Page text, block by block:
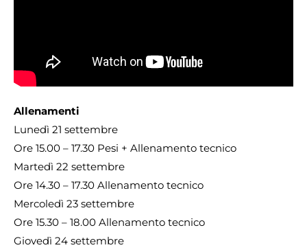
Allenamenti
Lunedì 21 settembre
Ore 15.00 – 17.30 Pesi + Allenamento tecnico
Martedì 22 settembre
Ore 14.30 – 17.30 Allenamento tecnico
Mercoledì 23 settembre
Ore 15.30 – 18.00 Allenamento tecnico
Giovedì 24 settembre